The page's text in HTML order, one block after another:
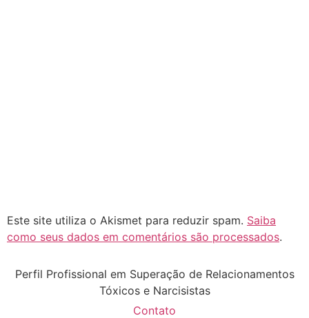
Este site utiliza o Akismet para reduzir spam. Saiba
como seus dados em comentários são processados.
Perfil Profissional em Superação de Relacionamentos
Tóxicos e Narcisistas
Contato